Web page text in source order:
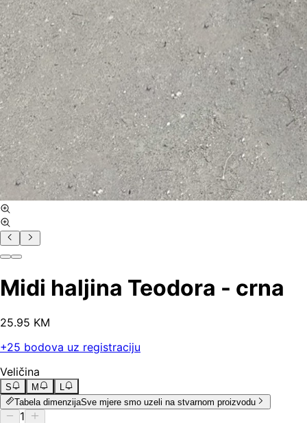
Midi haljina Teodora - crna
25.95 KM
+25 bodova uz registraciju
Veličina
S M
L
Tabela dimenzijaSve mjere smo uzeli na stvarnom proizvodu
1